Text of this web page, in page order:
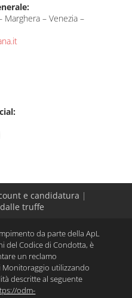
Marghera – Venezia –
e candidatura |
truffe
da parte della ApL
del Codice di Condotta, è
un reclamo
Monitoraggio utilizzando
descritte al seguente
odm-